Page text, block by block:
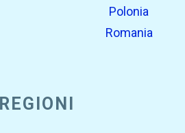
Polonia
Romania
REGIONI